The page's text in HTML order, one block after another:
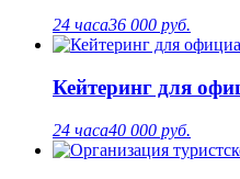
24 часа36 000 руб.
Кейтеринг для
24 часа40 000 руб.